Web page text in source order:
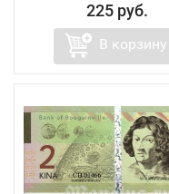
225 руб.
В корзину